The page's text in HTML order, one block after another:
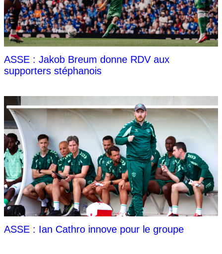
ASSE : Jakob Breum donne RDV aux
supporters stéphanois
ASSE : Ian Cathro innove pour le groupe